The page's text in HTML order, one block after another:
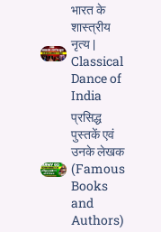
भारत के
शास्त्रीय
नृत्य |
Classical
Dance of
India
प्रसिद्ध
पुस्तकें एवं
उनके लेखक
(Famous
Books
and
Authors)